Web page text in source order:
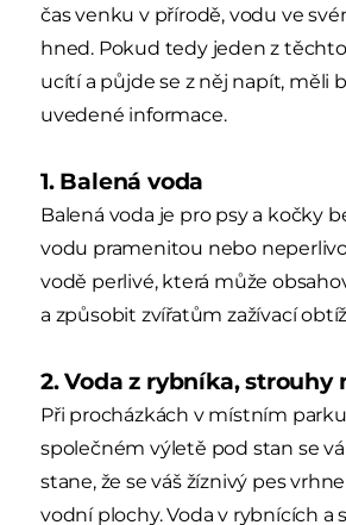
čas venku v přírodě, vodu ve
hned. Pokud tedy jeden z
ucítí a půjde se z něj napít, měli
uvedené informace.
1. Balená voda
Balená voda je pro psy a kočky
vodu pramenitou nebo
vodě perlivé, která může
a způsobit zvířatům zažívací
2. Voda z rybníka, strouhy
Při procházkách v místním
společném výletě pod stan se
stane, že se váš žíznivý pes
vodní plochy. Voda v rybnících a